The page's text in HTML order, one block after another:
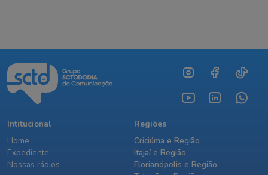
Intitucional
Home
Expediente
Nossas rádios
Regiões
Criciúma e Região
Itajaí e Região
Florianópolis e Região